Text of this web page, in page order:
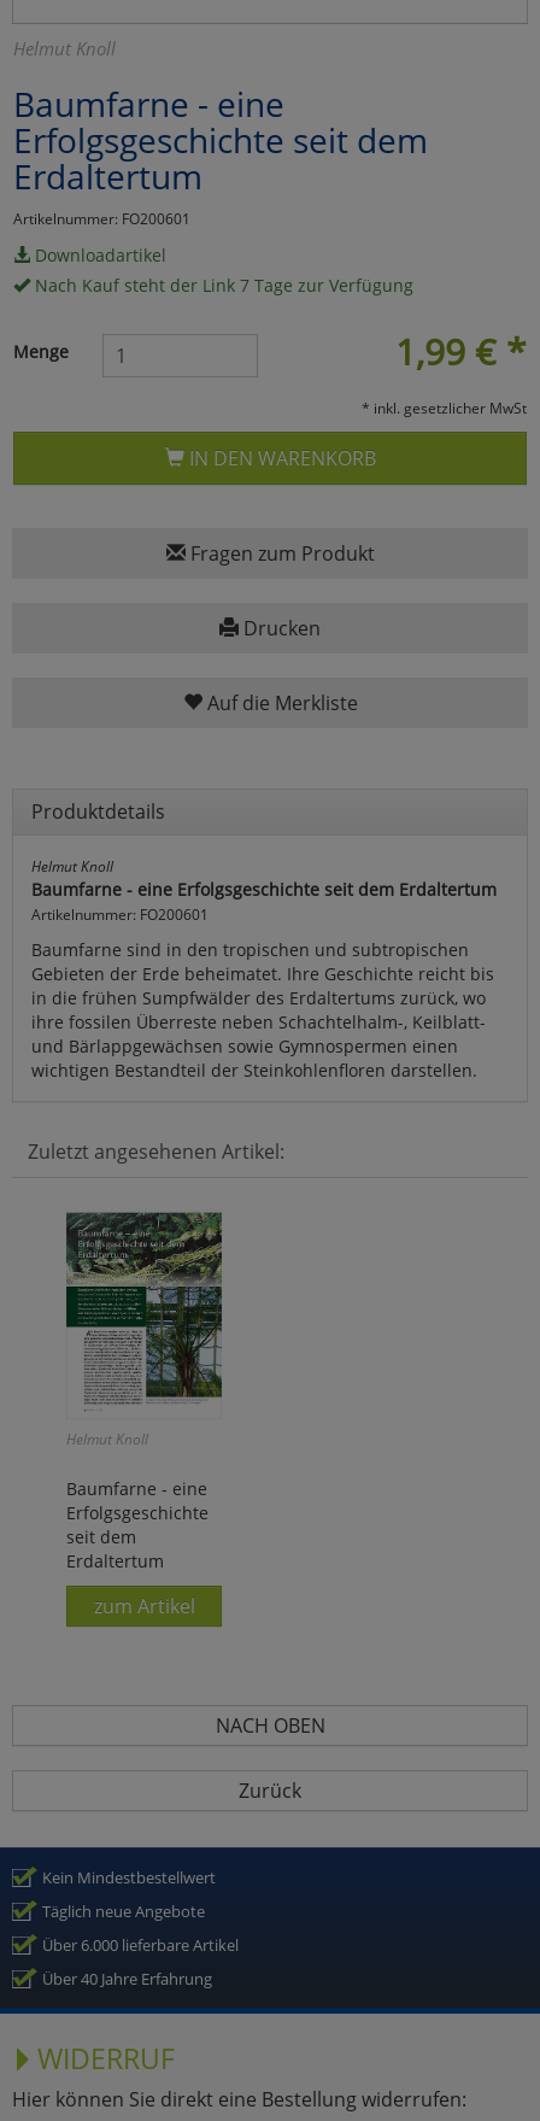
Helmut Knoll
Baumfarne - eine
Erfolgsgeschichte seit dem
Erdaltertum
Artikelnummer: FO200601
Downloadartikel
Nach Kauf steht der Link 7 Tage zur Verfügung
1,99 € *
Menge
* inkl. gesetzlicher MwSt
IN DEN WARENKORB
Fragen zum Produkt
Drucken
Auf die Merkliste
Produktdetails
Helmut Knoll
Baumfarne - eine Erfolgsgeschichte seit dem Erdaltertum
Artikelnummer: FO200601
Baumfarne sind in den tropischen und subtropischen
Gebieten der Erde beheimatet. Ihre Geschichte reicht bis
in die frühen Sumpfwälder des Erdaltertums zurück, wo
ihre fossilen Überreste neben Schachtelhalm-, Keilblatt-
und Bärlappgewächsen sowie Gymnospermen einen
wichtigen Bestandteil der Steinkohlenfloren darstellen.
Zuletzt angesehenen Artikel:
Helmut Knoll
Baumfarne - eine
Erfolgsgeschichte
seit dem
Erdaltertum
zum Artikel
NACH OBEN
Zurück
Kein Mindestbestellwert
Täglich neue Angebote
Über 6.000 lieferbare Artikel
Über 40 Jahre Erfahrung
WIDERRUF
Hier können Sie direkt eine Bestellung widerrufen:
Marketing
Umfragetools
Cookies
Einstellungen speichern